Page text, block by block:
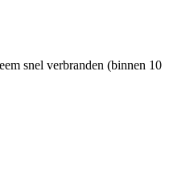
snel verbranden (binnen 10